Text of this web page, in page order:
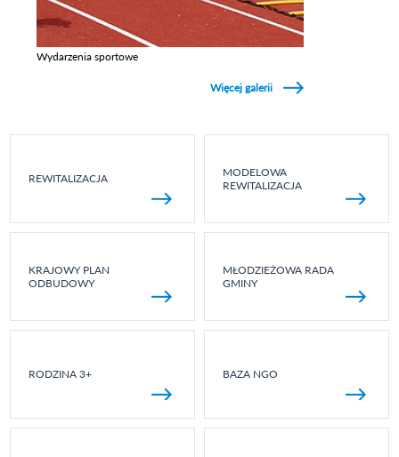
Wydarzenia sportowe
Więcej galerii
REWITALIZACJA
MODELOWA
REWITALIZACJA
KRAJOWY PLAN
ODBUDOWY
MŁODZIEŻOWA RADA
GMINY
RODZINA 3+ BAZA NGO